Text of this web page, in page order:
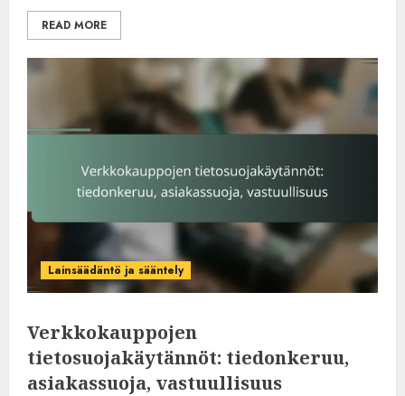
READ MORE
Lainsäädäntö ja sääntely
Verkkokauppojen
tietosuojakäytännöt: tiedonkeruu,
asiakassuoja, vastuullisuus